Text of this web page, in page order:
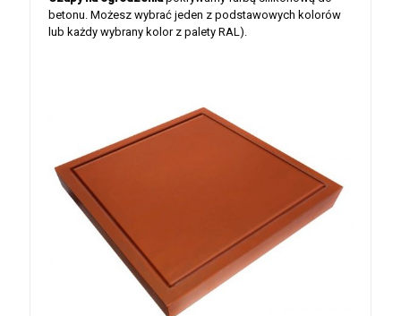
betonu. Możesz wybrać jeden z podstawowych kolorów
lub każdy wybrany kolor z palety RAL).